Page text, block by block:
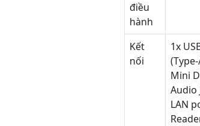
điều
hành
Kết
nối
1x
Mini
Audio
LAN